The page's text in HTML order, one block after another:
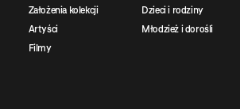
Założenia kolekcji
Artyści
Filmy
Dzieci i rodziny
Młodzież i dorośli